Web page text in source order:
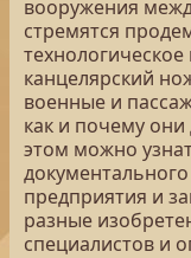
вооружения
стремятся
канцелярский
военные и
как и почему они
этом можно
предприятия и
разные
специалистов и